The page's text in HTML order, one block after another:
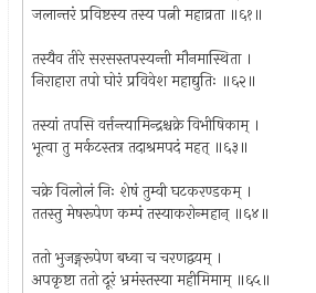
जलान्तरं प्रविष्टस्य तस्य पत्नी महाव्रता ॥६१॥
तस्यैव तीरे सरसस्तपस्यन्ती मौनमास्थिता ।
निराहारा तपो घोरं प्रविवेश महाद्युतिः ॥६२॥
तस्यां तपसि वर्त्तन्त्यामिन्द्रश्चक्रे विभीषिकाम् ।
भूत्वा तु मर्कटस्तत्र तदाश्रमपदं महत् ॥६३॥
चक्रे विलोलं निः शेषं तुम्वी घटकरण्डकम् ।
ततस्तु मेषरूपेण कम्पं तस्याकरोन्महान् ॥६४॥
ततो भुजङ्गरूपेण बध्वा च चरणद्वयम् ।
अपकृष्टा ततो दूरं भ्रमंस्तस्या महीमिमाम् ॥६५॥